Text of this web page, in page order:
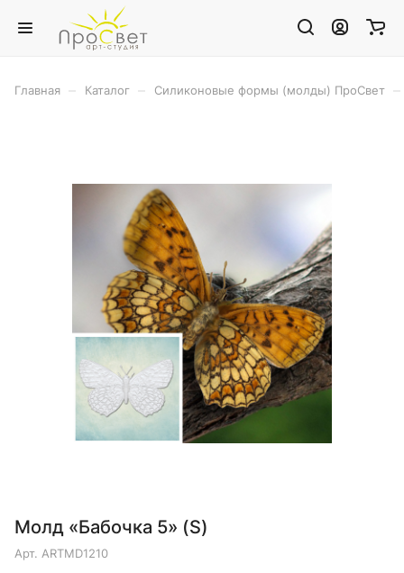
Главная Каталог Силиконовые формы (молды) ПроСвет
Молд «Бабочка 5» (S)
Арт. ARTMD1210